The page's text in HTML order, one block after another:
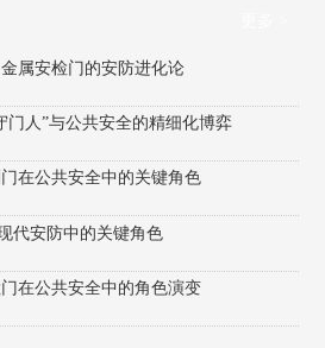
属安检门的安防进化论
门人”与公共安全的精细化博弈
在公共安全中的关键角色
代安防中的关键角色
在公共安全中的角色演变